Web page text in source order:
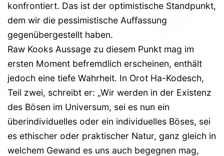
konfrontiert. Das ist der optimistische Standpunkt,
dem wir die pessimistische Auffassung
gegenübergestellt haben.
Raw Kooks Aussage zu diesem Punkt mag im
ersten Moment befremdlich erscheinen, enthält
jedoch eine tiefe Wahrheit. In Orot Ha-Kodesch,
Teil zwei, schreibt er: „Wir werden in der Existenz
des Bösen im Universum, sei es nun ein
überindividuelles oder ein individuelles Böses, sei
es ethischer oder praktischer Natur, ganz gleich in
welchem Gewand es uns auch begegnen mag,